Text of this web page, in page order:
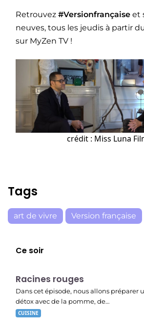
Retrouvez #Versionfrançaise et
neuves, tous les jeudis à partir
sur MyZen TV !
crédit : Miss Luna
Tags
art de vivre Version française
Ce soir
19:56
Racines rouges
Dans cet épisode, nous allons préparer
détox avec de la pomme, de…
CUISINE